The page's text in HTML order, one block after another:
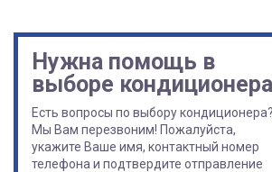
Нужна помощь в
выборе
Есть вопросы по выбору кондиционера?
Мы Вам перезвоним! Пожалуйста,
укажите Ваше имя, контактный номер
телефона и подтвердите отправление